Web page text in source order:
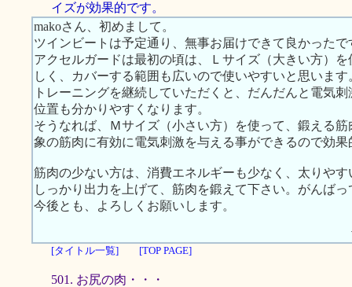
イズが効果的です。
makoさん、初めまして。
ツインビートは予定通り、無事お届けできて良かったで
アクセルガードは最初の頃は、Ｌサイズ（大きい方）
しく、カバーする範囲も広いので使いやすいと思います
トレーニングを継続していただくと、だんだんと電気
位置も分かりやすくなります。
そうなれば、Ｍサイズ（小さい方）を使って、鍛える
象の筋肉に有効に電気刺激を与える事ができるので効果
筋肉の少ない方は、消費エネルギーも少なく、太りや
しっかり出力を上げて、筋肉を鍛えて下さい。がんばっ
今後とも、よろしくお願いします。
[タイトル一覧]
[TOP PAGE]
501. お尻の肉・・・